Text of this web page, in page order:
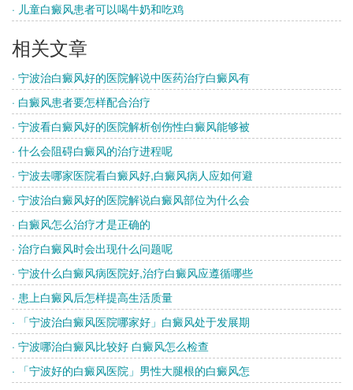
· 儿童白癜风患者可以喝牛奶和吃鸡
相关文章
· 宁波治白癜风好的医院解说中医药治疗白癜风有
· 白癜风患者要怎样配合治疗
· 宁波看白癜风好的医院解析创伤性白癜风能够被
· 什么会阻碍白癜风的治疗进程呢
· 宁波去哪家医院看白癜风好,白癜风病人应如何避
· 宁波治白癜风好的医院解说白癜风部位为什么会
· 白癜风怎么治疗才是正确的
· 治疗白癜风时会出现什么问题呢
· 宁波什么白癜风病医院好,治疗白癜风应遵循哪些
· 患上白癜风后怎样提高生活质量
· 「宁波治白癜风医院哪家好」白癜风处于发展期
· 宁波哪治白癜风比较好 白癜风怎么检查
· 「宁波好的白癜风医院」男性大腿根的白癜风怎